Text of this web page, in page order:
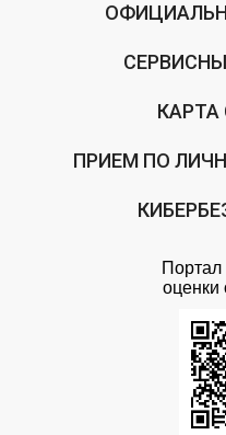
КАРТА
ПРИЕМ ПО
Портал
оценки